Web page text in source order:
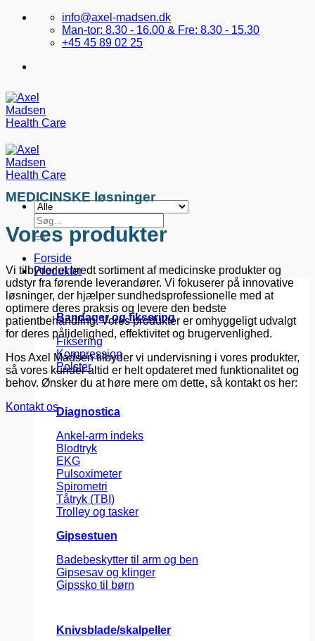
Fortsæt
info@axel-madsen.dk
Man-tor: 8.30 - 16.00 & Fre: 8.30 - 15.30
+45 45 89 02 25
Søg
efter:
Forside
Produkter
Bandager og fiksering
Fiksering
Kompression
Polster
Diagnostica
Ankel-arm indeks
Blodtryk
EKG
Pulsoximeter
Spirometri
Tåtryk (TBI)
Trolley og tasker
Gipsestuen
Badebeskytter til arm og ben
Gipsesav og klinger
Gipssko til børn
Knivsblade/skalpeller
MEDICINSKE løsninger
Vores produkter
Vi tilbyder et bredt sortiment af medicinske produkter og
udstyr fra førende leverandører. Vi fokuserer på innovative
løsninger, der hjælper sundhedsprofessionelle med at
optimere deres praksis og levere den bedste
patientbehandling. Vores produkter er omhyggeligt udvalgt
for deres pålidelighed, effektivitet og brugervenlighed.
Hos Axel Madsen tilbyder vi undervisning i vores produkter,
så vores kunder altid er helt opdateret med funktionalitet og
behov. Ønsker du at høre mere om dette, så kontakt os her:
Kontakt os